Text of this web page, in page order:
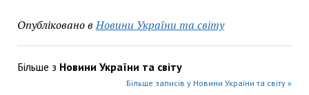
Опубліковано в Новини України та світу
Більше з Новини України та світу
Більше записів у Новини України та світу »